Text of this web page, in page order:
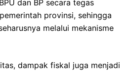
dan BP secara tegas
provinsi, sehingga
melalui mekanisme
dampak fiskal juga menjadi